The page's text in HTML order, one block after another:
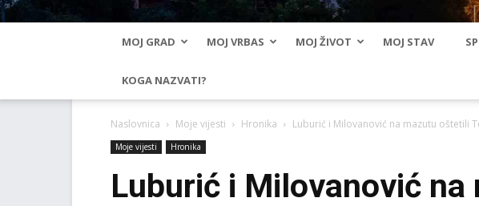
MOJ GRAD MOJ VRBAS MOJ ŽIVOT MOJ STAV
KOGA NAZVATI?
Naslovnica Moje vijesti Hronika Luburić i Milovanović na mazutu oštetili
Moje vijesti Hronika
Luburić i Milovanović na